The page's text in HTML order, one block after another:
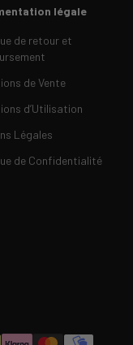
légale
de retour et
de Vente
d’Utilisation
Légales
de Confidentialité